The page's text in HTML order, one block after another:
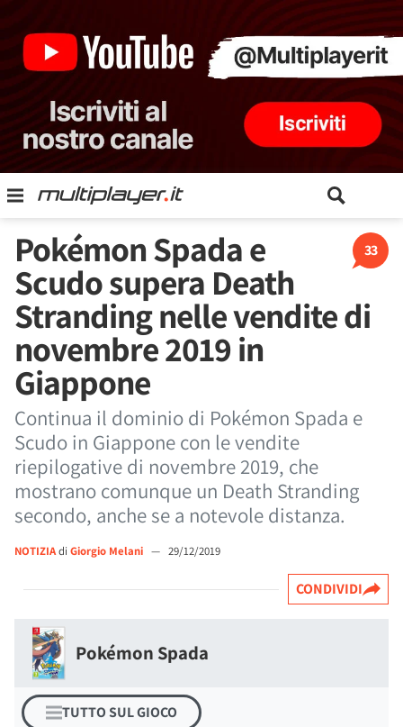
33
Pokémon Spada e
Scudo supera Death
Stranding nelle vendite di
novembre 2019 in
Giappone
Continua il dominio di Pokémon Spada e
Scudo in Giappone con le vendite
riepilogative di novembre 2019, che
mostrano comunque un Death Stranding
secondo, anche se a notevole distanza.
NOTIZIAdi Giorgio Melani — 29/12/2019
CONDIVIDI
Pokémon Spada
TUTTO SUL GIOCO